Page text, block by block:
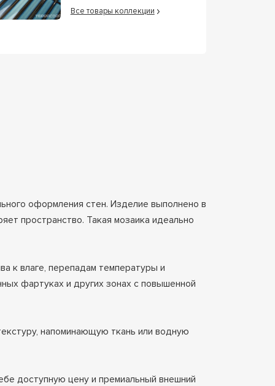
Все товары коллекции
оформления стен. Изделие выполнено в
пространство. Такая мозаика идеально
к влаге, перепадам температуры и
фартуках и других зонах с повышенной
напоминающую ткань или водную
доступную цену и премиальный внешний